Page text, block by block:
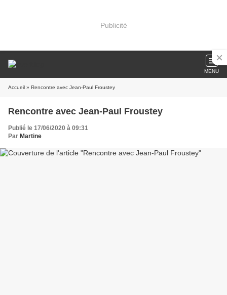
Publicité
MENU
Accueil » Rencontre avec Jean-Paul Froustey
Rencontre avec Jean-Paul Froustey
Publié le 17/06/2020 à 09:31
Par Martine